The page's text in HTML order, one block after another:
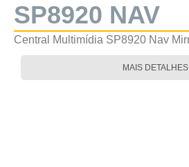
SP8920 NAV
Central Multimídia SP8920 Nav
MAIS DETALHES